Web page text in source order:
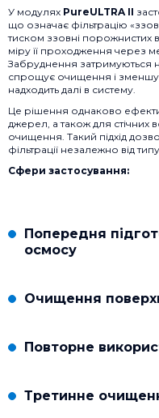
У модулях PureULTRA II
що означає фільтрацію
тиском ззовні порожнистих
міру її проходження через
Забруднення затримуються
спрощує очищення і
надходить далі в систему.
Це рішення однаково
джерел, а також для стічних
очищення. Такий підхід
фільтрації незалежно від
Сфери застосування:
Попередня
осмосу
Очищення
Повторне
Третинне